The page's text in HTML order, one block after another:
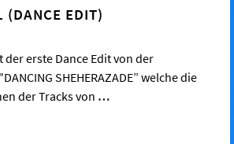
(DANCE EDIT)
erste Dance Edit von der
SHEHERAZADE” welche die
der Tracks von …